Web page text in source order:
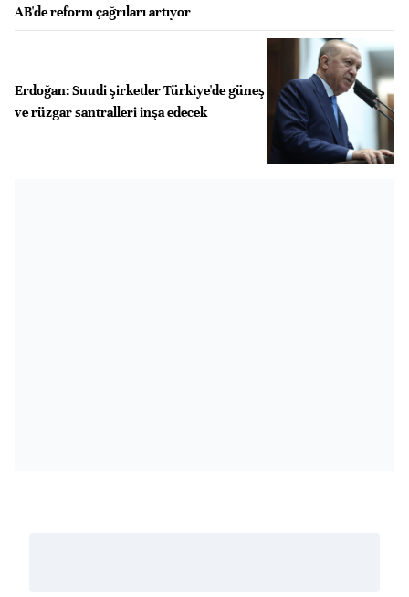
AB'de reform çağrıları artıyor
Erdoğan: Suudi şirketler Türkiye'de güneş
ve rüzgar santralleri inşa edecek